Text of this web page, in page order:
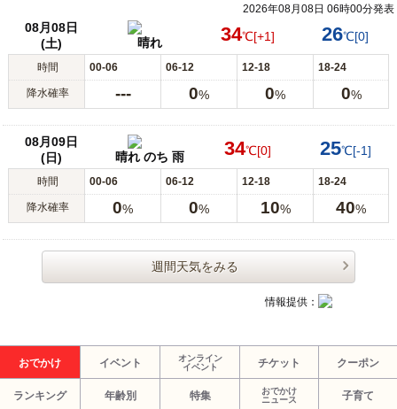
2026年08月08日 06時00分発表
08月08日
(土)
晴れ 34℃[+1] 26℃[0]
時間 00-06 06-12 12-18 18-24
降水確率 --- 0% 0% 0%
08月09日
(日)
晴れ のち 雨 34℃[0] 25℃[-1]
時間 00-06 06-12 12-18 18-24
降水確率 0% 0% 10% 40%
週間天気をみる
情報提供：
おでかけ イベント
オンライン
イベント
チケット クーポン
ランキング 年齢別 特集
おでかけ
ニュース
子育て